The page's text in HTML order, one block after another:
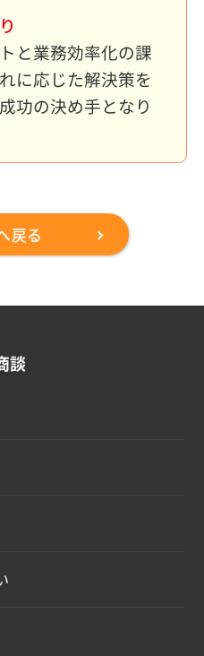
と業務効率化の課
に応じた解決策を
功の決め手となり
戻る
談